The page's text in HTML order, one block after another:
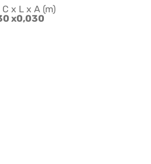
x L x A (m)
x0,030